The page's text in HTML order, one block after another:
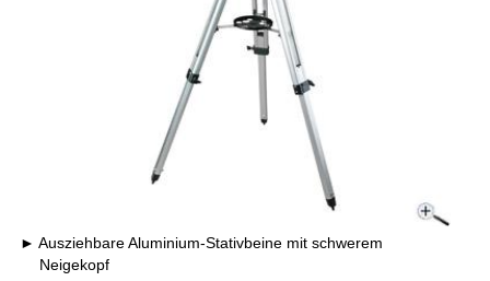
Ausziehbare Aluminium-Stativbeine mit schwerem
Neigekopf